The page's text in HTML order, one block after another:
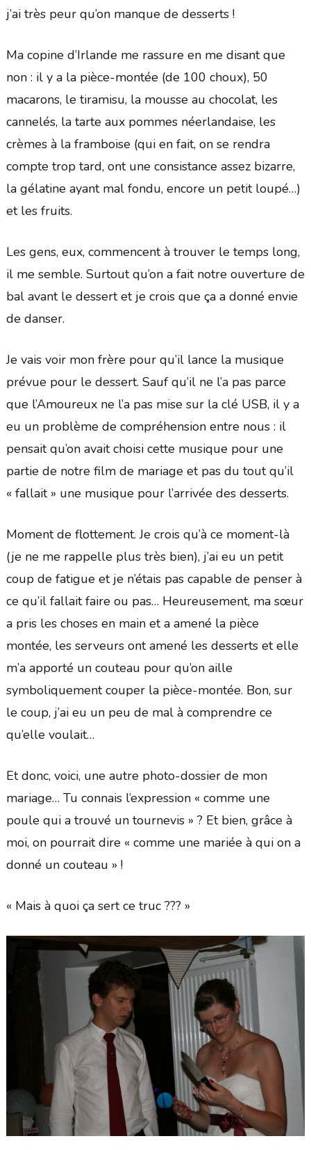
j’ai très peur qu’on manque de desserts !
Ma copine d’Irlande me rassure en me disant que
non : il y a la pièce-montée (de 100 choux), 50
macarons, le tiramisu, la mousse au chocolat, les
cannelés, la tarte aux pommes néerlandaise, les
crèmes à la framboise (qui en fait, on se rendra
compte trop tard, ont une consistance assez bizarre,
la gélatine ayant mal fondu, encore un petit loupé…)
et les fruits.
Les gens, eux, commencent à trouver le temps long,
il me semble. Surtout qu’on a fait notre ouverture de
bal avant le dessert et je crois que ça a donné envie
de danser.
Je vais voir mon frère pour qu’il lance la musique
prévue pour le dessert. Sauf qu’il ne l’a pas parce
que l’Amoureux ne l’a pas mise sur la clé USB, il y a
eu un problème de compréhension entre nous : il
pensait qu’on avait choisi cette musique pour une
partie de notre film de mariage et pas du tout qu’il
« fallait » une musique pour l’arrivée des desserts.
Moment de flottement. Je crois qu’à ce moment-là
(je ne me rappelle plus très bien), j’ai eu un petit
coup de fatigue et je n’étais pas capable de penser à
ce qu’il fallait faire ou pas… Heureusement, ma sœur
a pris les choses en main et a amené la pièce
montée, les serveurs ont amené les desserts et elle
m’a apporté un couteau pour qu’on aille
symboliquement couper la pièce-montée. Bon, sur
le coup, j’ai eu un peu de mal à comprendre ce
qu’elle voulait…
Et donc, voici, une autre photo-dossier de mon
mariage… Tu connais l’expression « comme une
poule qui a trouvé un tournevis » ? Et bien, grâce à
moi, on pourrait dire « comme une mariée à qui on a
donné un couteau » !
« Mais à quoi ça sert ce truc ??? »